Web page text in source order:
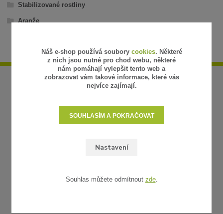
Stabilizované rostliny
Aranže
Náš e-shop používá soubory cookies. Některé
z nich jsou nutné pro chod webu, některé
nám pomáhají vylepšit tento web a
zobrazovat vám takové informace, které vás
nejvíce zajímají.
Nastavení
SOUHLASÍM A POKRAČOVAT
Souhlas můžete odmítnout zde.